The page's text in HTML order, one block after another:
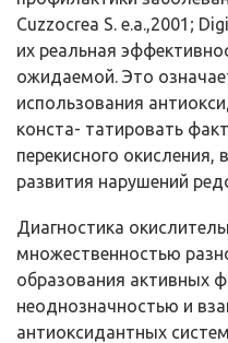
Cuzzocrea S. е.а.,2001;
их реальная
ожидаемой. Это
использования
конста- татировать
перекисного
развития нарушений
Диагностика
множественно­стью
образования активных
неоднозначностью и
антиоксидантных